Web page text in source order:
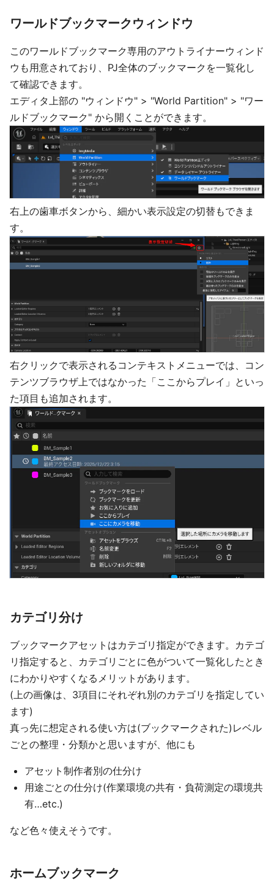
ワールドブックマークウィンドウ
このワールドブックマーク専用のアウトライナーウィンド
ウも用意されており、PJ全体のブックマークを一覧化し
て確認できます。
エディタ上部の "ウィンドウ" > "World Partition" > "ワー
ルドブックマーク" から開くことができます。
右上の歯車ボタンから、細かい表示設定の切替もできま
す。
右クリックで表示されるコンテキストメニューでは、コン
テンツブラウザ上ではなかった「ここからプレイ」といっ
た項目も追加されます。
カテゴリ分け
ブックマークアセットはカテゴリ指定ができます。カテゴ
リ指定すると、カテゴリごとに色がついて一覧化したとき
にわかりやすくなるメリットがあります。
(上の画像は、3項目にそれぞれ別のカテゴリを指定してい
ます)
真っ先に想定される使い方は(ブックマークされた)レベル
ごとの整理・分類かと思いますが、他にも
アセット制作者別の仕分け
用途ごとの仕分け(作業環境の共有・負荷測定の環境共
有…etc.)
など色々使えそうです。
ホームブックマーク